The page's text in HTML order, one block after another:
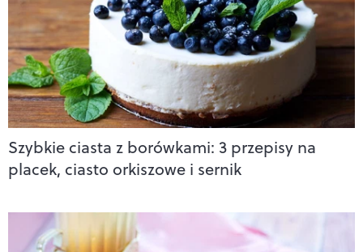
Szybkie ciasta z borówkami: 3 przepisy na
placek, ciasto orkiszowe i sernik